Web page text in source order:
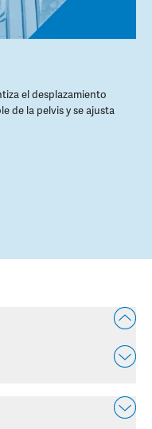
el desplazamiento
de la pelvis y se ajusta